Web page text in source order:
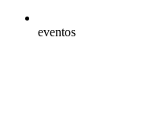
eventos